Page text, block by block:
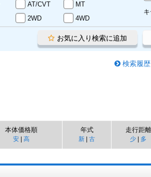
AT/CVT
MT
2WD 4WD
お気に入り検索に追加
検索履
本体価格順
安| 高
年式
新 | 古
走行距離
少 | 多